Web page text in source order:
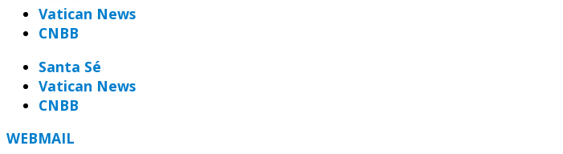
Vatican News
CNBB
Santa Sé
Vatican News
CNBB
WEBMAIL